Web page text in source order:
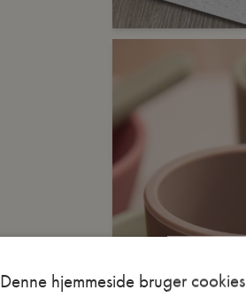
Denne hjemmeside bruger cookies